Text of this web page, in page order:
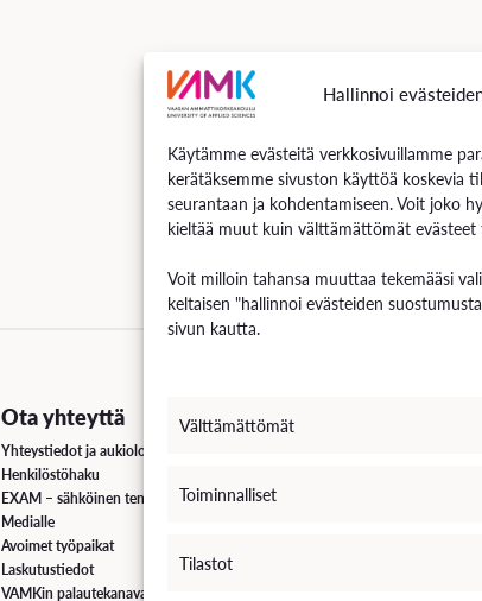
Hallinnoi
Käytämme evästeitä verkkosivuillamme
kerätäksemme sivuston käyttöä koskevia
seurantaan ja kohdentamiseen. Voit joko
kieltää muut kuin välttämättömät
Voit milloin tahansa muuttaa tekemääsi
keltaisen "hallinnoi evästeiden
sivun kautta.
Välttämättömät
Toiminnalliset
Tilastot
Ota yhteyttä
Yhteystiedot ja aukioloajat
Henkilöstöhaku
EXAM – sähköinen tenttipalvelu
Medialle
Avoimet työpaikat
Laskutustiedot
VAMKin palautekanava